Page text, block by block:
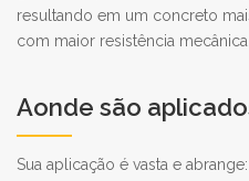
resultando em um concreto
com maior resistência mecânica.
Aonde são
Sua aplicação é vasta e abrange: